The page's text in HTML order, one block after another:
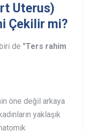
Uterus)
Çekilir mi?
de "Ters rahim
öne değil arkaya
yaklaşık